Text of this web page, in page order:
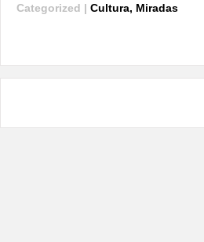
Categorized | Cultura, Miradas